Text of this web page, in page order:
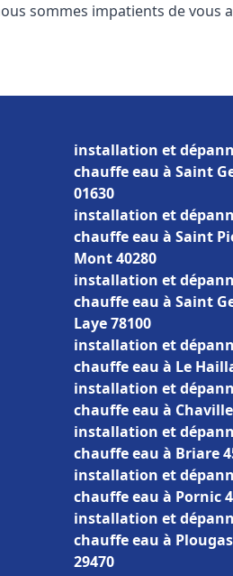
sommes impatients de vous
installation et
chauffe eau à Saint
01630
installation et
chauffe eau à Saint
Mont 40280
installation et
chauffe eau à Saint
Laye 78100
installation et
chauffe eau à Le
installation et
chauffe eau à
installation et
chauffe eau à Briare
installation et
chauffe eau à Pornic
installation et
chauffe eau à
29470